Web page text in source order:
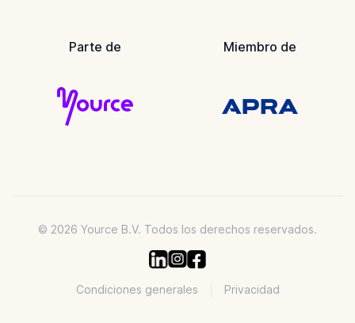
Parte de Miembro de
© 2026 Yource B.V. Todos los derechos reservados.
Condiciones generales Privacidad